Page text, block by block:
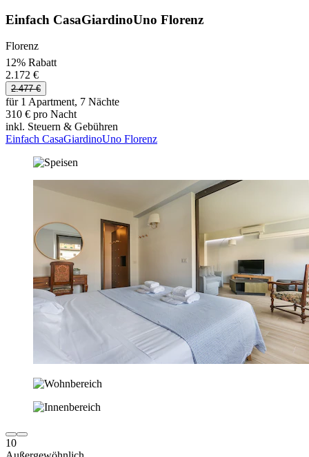
Einfach CasaGiardinoUno Florenz
Florenz
12% Rabatt
2.172 €
2.477 €
für 1 Apartment, 7 Nächte
310 € pro Nacht
inkl. Steuern & Gebühren
Einfach CasaGiardinoUno Florenz
10